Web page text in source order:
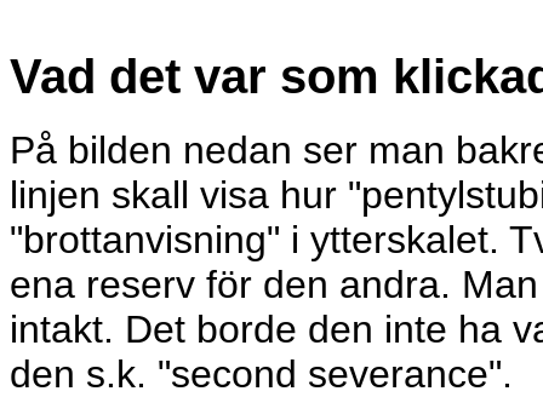
Vad det var som
På bilden nedan ser man
linjen skall visa hur
"brottanvisning" i ytterskalet.
ena reserv för den andra.
intakt. Det borde den inte ha
den s.k. "second severance".